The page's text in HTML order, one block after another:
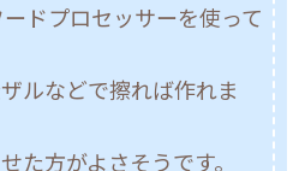
ドプロセッサーを使って
ルなどで擦れば作れま
た方がよさそうです。